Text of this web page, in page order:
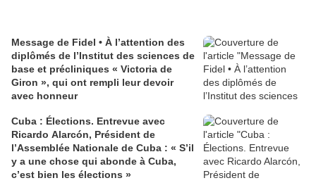
Message de Fidel • À l’attention des
diplômés de l’Institut des sciences de
base et précliniques « Victoria de
Giron », qui ont rempli leur devoir
avec honneur
Cuba : Élections. Entrevue avec
Ricardo Alarcón, Président de
l’Assemblée Nationale de Cuba : « S’il
y a une chose qui abonde à Cuba,
c’est bien les élections »